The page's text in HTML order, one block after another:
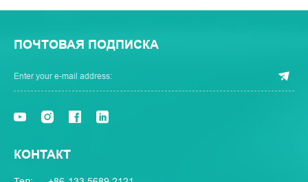
ПОЧТОВАЯ ПОДПИСКА
КОНТАКТ